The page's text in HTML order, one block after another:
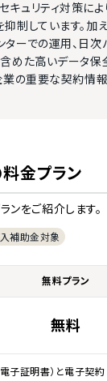
ュリティ対策によ
制しています。加
ターでの運用、日次
含めた高いデータ
企業の重要な契約
金プラン
ンをご紹介します。
補助金対象
無料プラン
無料
子証明書）と電子契